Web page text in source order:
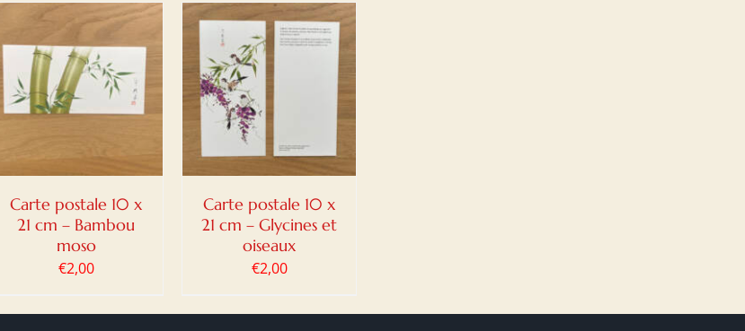
Carte postale 10 x
21 cm – Bambou
moso
€2,00
AJOUTER AU PANIER
/
DETAILS
Carte postale 10 x
21 cm – Glycines et
oiseaux
€2,00